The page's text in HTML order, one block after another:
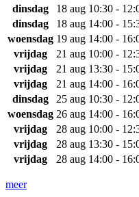
dinsdag
18 aug 10:30 -
dinsdag
18 aug 14:00 -
woensdag 19 aug 14:00 -
vrijdag
21 aug 10:00 -
vrijdag
21 aug 13:30 -
vrijdag
21 aug 14:00 -
dinsdag
25 aug 10:30 -
woensdag 26 aug 14:00 -
vrijdag
28 aug 10:00 -
vrijdag
28 aug 13:30 -
vrijdag
28 aug 14:00 -
meer